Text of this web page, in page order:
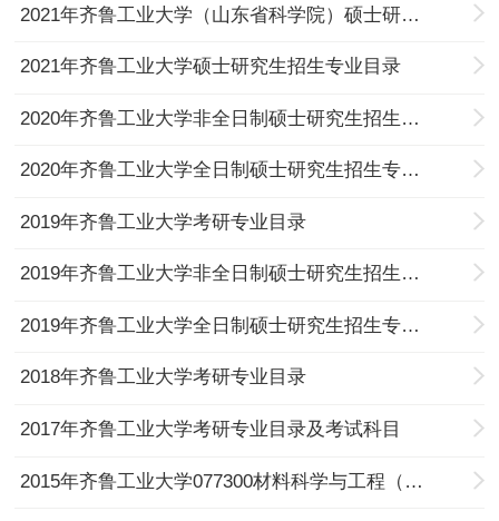
2021年齐鲁工业大学（山东省科学院）硕士研究生招生专业目录
2021年齐鲁工业大学硕士研究生招生专业目录
2020年齐鲁工业大学非全日制硕士研究生招生专业目录
2020年齐鲁工业大学全日制硕士研究生招生专业目录
2019年齐鲁工业大学考研专业目录
2019年齐鲁工业大学非全日制硕士研究生招生专业目录
2019年齐鲁工业大学全日制硕士研究生招生专业目录
2018年齐鲁工业大学考研专业目录
2017年齐鲁工业大学考研专业目录及考试科目
2015年齐鲁工业大学077300材料科学与工程（理学）考研专业目录及考试科目